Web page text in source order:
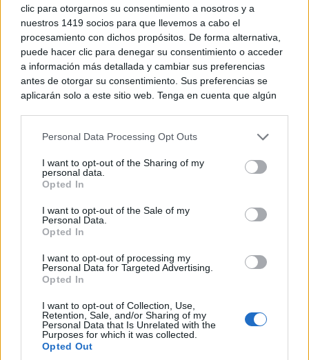
clic para otorgarnos su consentimiento a nosotros y a
nuestros 1419 socios para que llevemos a cabo el
procesamiento con dichos propósitos. De forma alternativa,
puede hacer clic para denegar su consentimiento o acceder
a información más detallada y cambiar sus preferencias
antes de otorgar su consentimiento. Sus preferencias se
aplicarán solo a este sitio web. Tenga en cuenta que algún
rechazar tal procesamiento. Puede cambiar sus preferencias
a este sitio y haciendo clic en el botón "Privacidad" en la
parte inferior de la página web.
Please note that this website/app uses one or more Google
services and may gather and store information including but
not limited to your visit or usage behaviour. You may click to
use your data for below specified purposes in below Google
consent section.
Personal Data Processing Opt Outs
I want to opt-out of the Sharing of my
personal data.
Opted In
I want to opt-out of the Sale of my
Personal Data.
Opted In
I want to opt-out of processing my
Personal Data for Targeted Advertising.
Opted In
I want to opt-out of Collection, Use,
Retention, Sale, and/or Sharing of my
Personal Data that Is Unrelated with the
Purposes for which it was collected.
Opted Out
así como los concejales del grupo socialista,
Francisco José Barato yConsuelo Perona.